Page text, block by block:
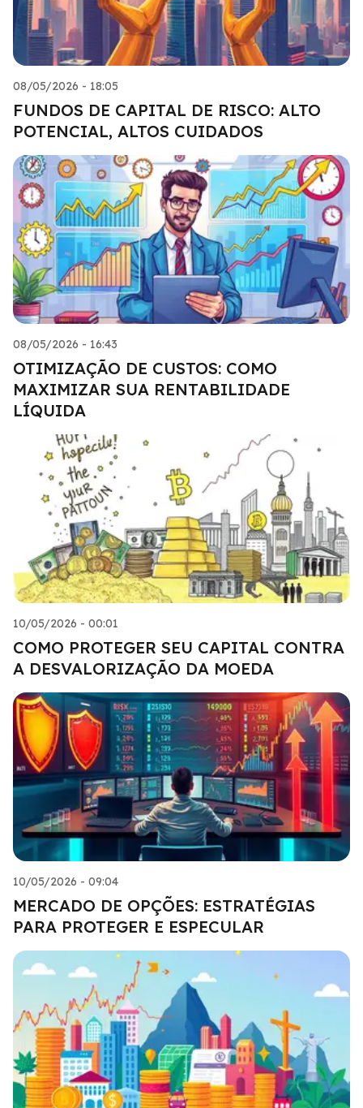
08/05/2026 - 18:05
FUNDOS DE CAPITAL DE RISCO: ALTO
POTENCIAL, ALTOS CUIDADOS
08/05/2026 - 16:43
OTIMIZAÇÃO DE CUSTOS: COMO
MAXIMIZAR SUA RENTABILIDADE
LÍQUIDA
10/05/2026 - 00:01
COMO PROTEGER SEU CAPITAL CONTRA
A DESVALORIZAÇÃO DA MOEDA
10/05/2026 - 09:04
MERCADO DE OPÇÕES: ESTRATÉGIAS
PARA PROTEGER E ESPECULAR